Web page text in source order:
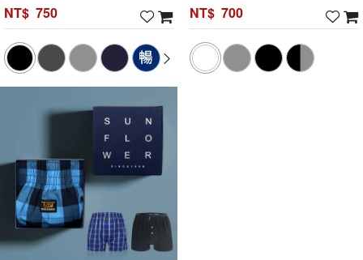
750
700